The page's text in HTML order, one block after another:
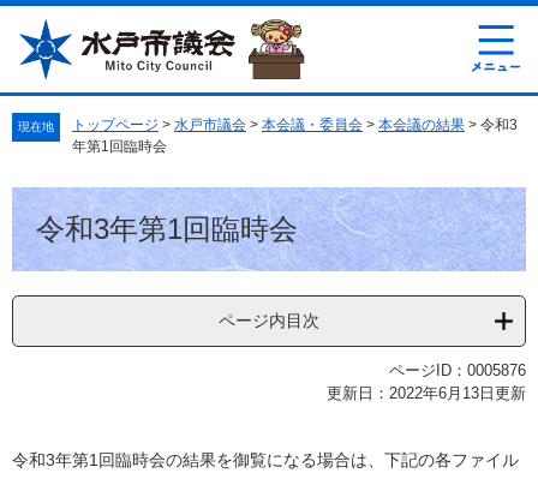
ペ
先
頭
す
メ
を
飛
し
文
現在地 トップページ > 水戸市議会 > 本会議・委員会 > 本会議の結果 > 令和3
年第1回臨時会
令和3年第1回臨時会
ページ内目次
ページID：0005876
更新日：2022年6月13日更新
令和3年第1回臨時会の結果を御覧になる場合は、下記の各ファイル